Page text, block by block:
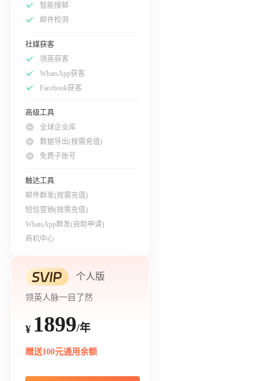
智能搜邮
邮件检测
社媒获客
领英获客
WhatsApp获客
Facebook获客
高级工具
全球企业库
数据导出(按需充值)
免费子账号
触达工具
邮件群发(按需充值)
短信营销(按需充值)
WhatsApp群发(自助申请)
商机中心
个人版
领英人脉一目了然
¥ 1899/年
赠送100元通用余额